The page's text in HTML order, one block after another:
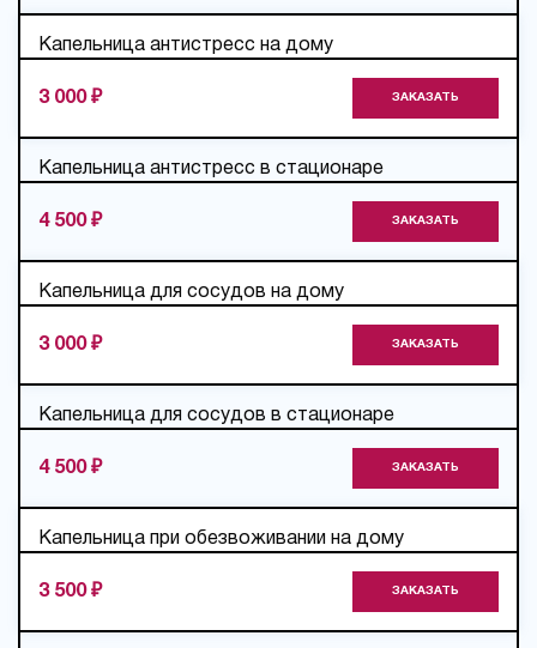
Капельница антистресс на дому
3 000 ₽ ЗАКАЗАТЬ
Капельница антистресс в стационаре
4 500 ₽ ЗАКАЗАТЬ
Капельница для сосудов на дому
3 000 ₽ ЗАКАЗАТЬ
Капельница для сосудов в стационаре
4 500 ₽ ЗАКАЗАТЬ
Капельница при обезвоживании на дому
3 500 ₽ ЗАКАЗАТЬ